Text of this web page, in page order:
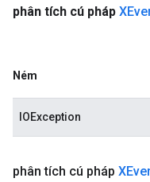
phân tích cú pháp
Ném
IOException
phân tích cú pháp